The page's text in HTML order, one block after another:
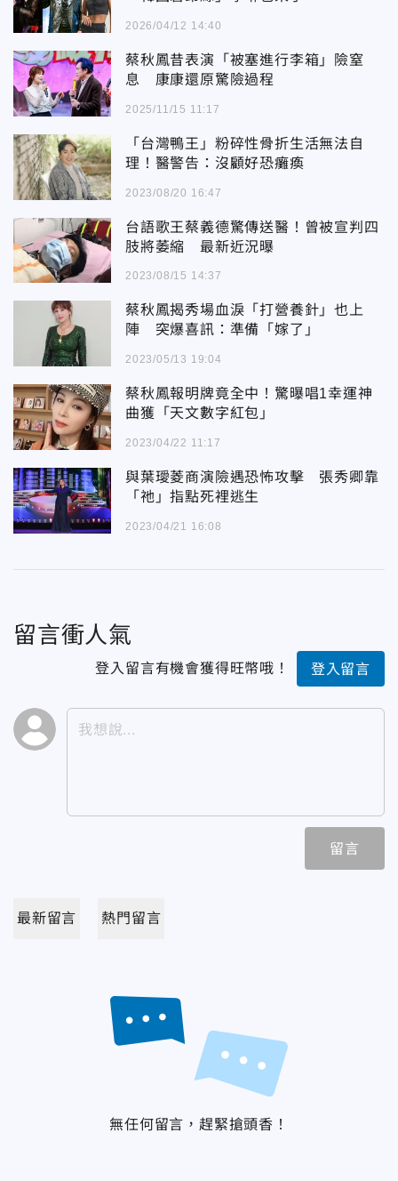
2026/04/12 14:40
蔡秋鳳昔表演「被塞進行李箱」險窒
息 康康還原驚險過程
2025/11/15 11:17
「台灣鴨王」粉碎性骨折生活無法自
理！醫警告：沒顧好恐癱瘓
2023/08/20 16:47
台語歌王蔡義德驚傳送醫！曾被宣判四
肢將萎縮 最新近況曝
2023/08/15 14:37
蔡秋鳳揭秀場血淚「打營養針」也上
陣 突爆喜訊：準備「嫁了」
2023/05/13 19:04
蔡秋鳳報明牌竟全中！驚曝唱1幸運神
曲獲「天文數字紅包」
2023/04/22 11:17
與葉璦菱商演險遇恐怖攻擊 張秀卿靠
「祂」指點死裡逃生
2023/04/21 16:08
留言衝人氣
登入留言有機會獲得旺幣哦！ 登入留言
留言
最新留言 熱門留言
無任何留言，趕緊搶頭香！